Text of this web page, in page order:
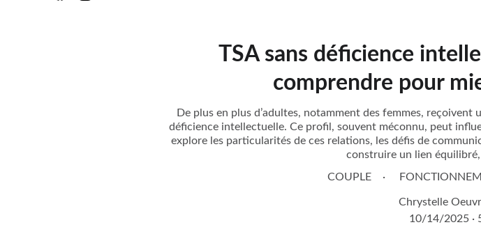
TSA sans déficience
comprendre pour
De plus en plus d’adultes, notamment des femmes, reçoivent
déficience intellectuelle. Ce profil, souvent méconnu, peut
explore les particularités de ces relations, les défis de
construire un lien
COUPLE
Chrystelle
10/14/2025